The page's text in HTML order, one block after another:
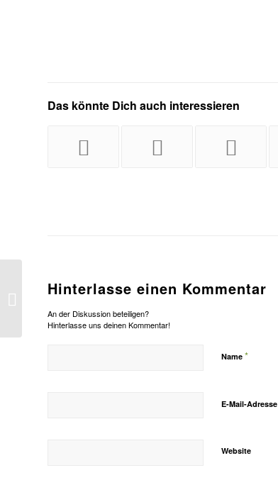
Das könnte Dich auch interessieren
Hinterlasse einen Kommentar
An der Diskussion beteiligen?
Hinterlasse uns deinen Kommentar!
Name *
E-Mail-Adresse
Website
Machertum als
Gegenstand der
Forschung